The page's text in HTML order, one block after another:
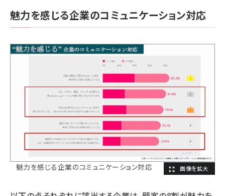
魅力を感じる企業のコミュニケーション対応
魅力を感じる企業のコミュニケーション対応